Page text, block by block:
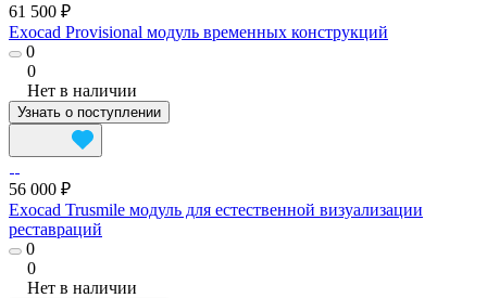
61 500 ₽
Exocad Provisional модуль временных конструкций
0
0
Нет в наличии
Узнать о поступлении
56 000 ₽
Exocad Trusmile модуль для естественной визуализации
реставраций
0
0
Нет в наличии